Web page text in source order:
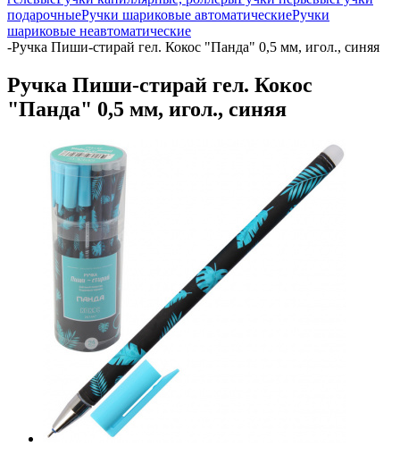
подарочныеРучки шариковые автоматическиеРучки
шариковые неавтоматические
-Ручка Пиши-стирай гел. Кокос "Панда" 0,5 мм, игол., синяя
Ручка Пиши-стирай гел. Кокос
"Панда" 0,5 мм, игол., синяя